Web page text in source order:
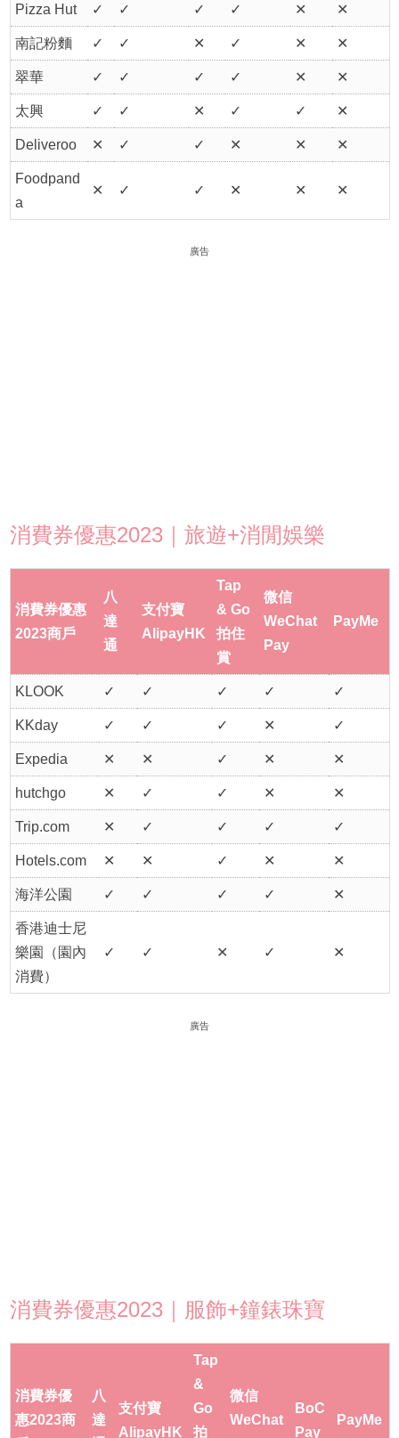
Pizza Hut ✓ ✓ ✓ ✓ ✕ ✕
南記粉麵 ✓ ✓ ✕ ✓ ✕ ✕
翠華 ✓ ✓ ✓ ✓ ✕ ✕
太興 ✓ ✓ ✕ ✓ ✓ ✕
Deliveroo ✕ ✓ ✓ ✕ ✕ ✕
Foodpand
a
✕ ✓ ✓ ✕ ✕ ✕
廣告
消費券優惠2023｜旅遊+消閒娛樂
消費券優惠
2023商戶
八
達
通
支付寶
AlipayHK
Tap
& Go
拍住
賞
微信
WeChat
Pay
PayMe
KLOOK ✓ ✓ ✓ ✓ ✓
KKday ✓ ✓ ✓ ✕ ✓
Expedia ✕ ✕ ✓ ✕ ✕
hutchgo ✕ ✓ ✓ ✕ ✕
Trip.com ✕ ✓ ✓ ✓ ✓
Hotels.com ✕ ✕ ✓ ✕ ✕
海洋公園 ✓ ✓ ✓ ✓ ✕
香港迪士尼
樂園（園內
消費）
✓ ✓ ✕ ✓ ✕
廣告
消費券優惠2023｜服飾+鐘錶珠寶
消費券優
惠2023商
八
達
支付寶
AlipayHK
Tap
&
Go
拍
微信
WeChat
BoC
Pay
PayMe